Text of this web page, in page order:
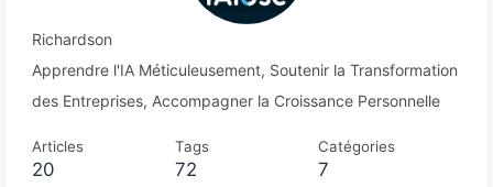
Richardson
Apprendre l'IA Méticuleusement, Soutenir la Transformation
des Entreprises, Accompagner la Croissance Personnelle
Articles
20
Tags
72
Catégories
7